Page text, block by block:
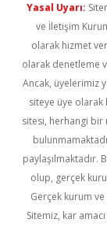
Yasal Uyarı:
ve İletişim
olarak hizmet
olarak denetleme
Ancak, üyelerimiz
siteye üye olarak
sitesi, herhangi bir
paylaşılmaktadır.
olup, gerçek
Gerçek kurum
Sitemiz, kar